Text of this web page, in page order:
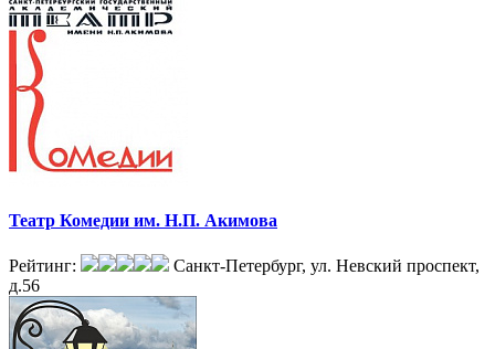
Театр Комедии им. Н.П. Акимова
Рейтинг:
Санкт-Петербург, ул. Невский проспект,
д.56